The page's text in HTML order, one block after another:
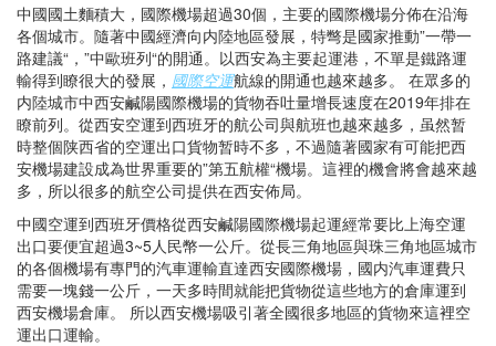
中國國土麵積大，國際機場超過30個，主要的國際機場分佈在沿海
各個城市。隨著中國經濟向内陸地區發展，特彆是國家推動”一帶一
路建議“，”中歐班列“的開通。以西安為主要起運港，不單是鐵路運
輸得到瞭很大的發展， 國際空運航線的開通也越來越多。 在眾多的
内陸城市中西安鹹陽國際機場的貨物吞吐量增長速度在2019年排在
瞭前列。從西安空運到西班牙的航公司與航班也越來越多，虽然暂
時整個陕西省的空運出口貨物暂時不多，不過隨著國家有可能把西
安機場建設成為世界重要的”第五航權“機場。這裡的機會將會越來越
多，所以很多的航空公司提供在西安佈局。
中國空運到西班牙價格從西安鹹陽國際機場起運經常要比上海空運
出口要便宜超過3~5人民幣一公斤。從長三角地區與珠三角地區城市
的各個機場有專門的汽車運輸直達西安國際機場，國内汽車運費只
需要一塊錢一公斤，一天多時間就能把貨物從這些地方的倉庫運到
西安機場倉庫。 所以西安機場吸引著全國很多地區的貨物來這裡空
運出口運輸。